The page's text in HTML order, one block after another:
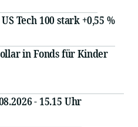
Tech 100 stark +0,55 %
in Fonds für Kinder
- 15.15 Uhr